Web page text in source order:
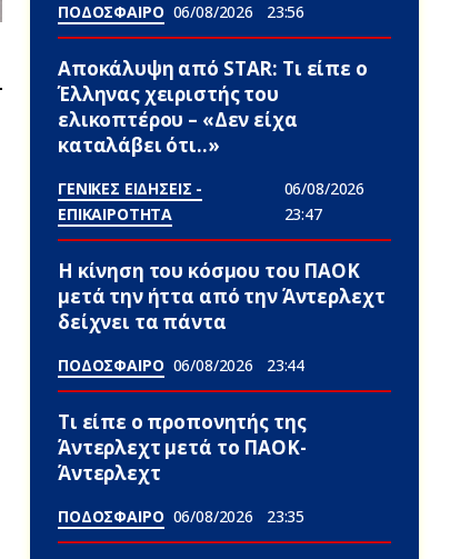
ΠΟΔΟΣΦΑΙΡΟ 06/08/2026 23:56
Αποκάλυψη από STAR: Τι είπε ο
Έλληνας χειριστής του
ελικοπτέρου – «Δεν είχα
καταλάβει ότι..»
ΓΕΝΙΚΕΣ ΕΙΔΗΣΕΙΣ -
ΕΠΙΚΑΙΡΟΤΗΤΑ
06/08/2026
23:47
Η κίνηση του κόσμου του ΠΑΟΚ
μετά την ήττα από την Άντερλεχτ
δείχνει τα πάντα
ΠΟΔΟΣΦΑΙΡΟ 06/08/2026 23:44
Τι είπε ο προπονητής της
Άντερλεχτ μετά το ΠΑΟΚ-
Άντερλεχτ
ΠΟΔΟΣΦΑΙΡΟ 06/08/2026 23:35